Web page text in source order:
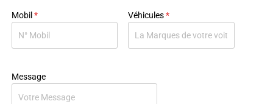
Mobil * Véhicules*
Message